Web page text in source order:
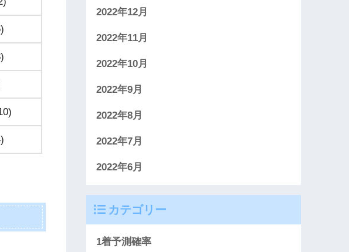
2022年12月
2022年11月
2022年10月
2022年9月
2022年8月
2022年7月
2022年6月
カテゴリー
1着予測確率